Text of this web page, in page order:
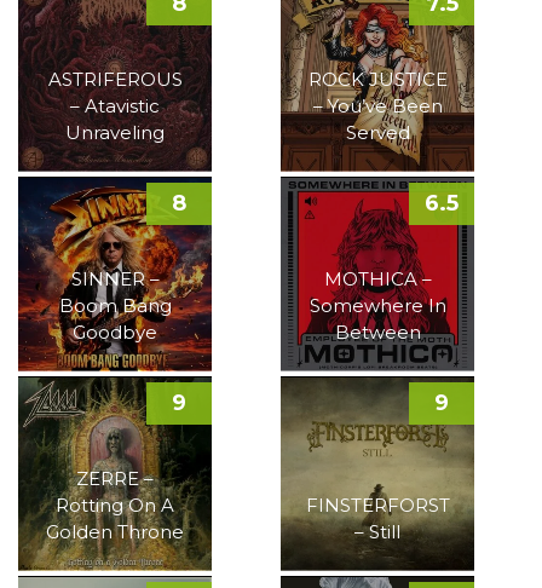
ASTRIFEROUS
– Atavistic
Unraveling
ROCK JUSTICE
– You’ve Been
Served
SINNER –
Boom Bang
Goodbye
8
MOTHICA –
Somewhere In
Between
6.5
ZERRE –
Rotting On A
Golden Throne
9
FINSTERFORST
– Still
9